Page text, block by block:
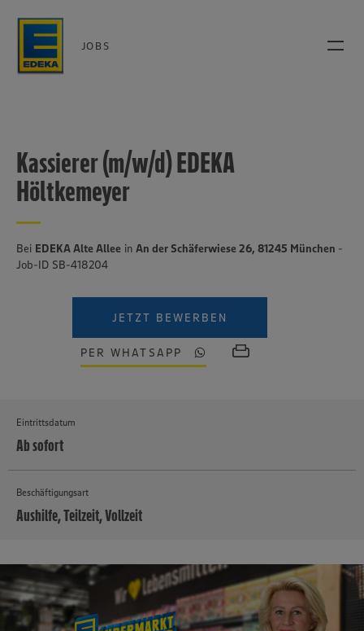
JOBS
Kassierer (m/w/d) EDEKA
Höltkemeyer
Bei EDEKA Alte Allee in An der Schäferwiese 26, 81245 München -
Job-ID SB-418204
JETZT BEWERBEN
PER WHATSAPP
Eintrittsdatum
Ab sofort
Beschäftigungsart
Aushilfe, Teilzeit, Vollzeit